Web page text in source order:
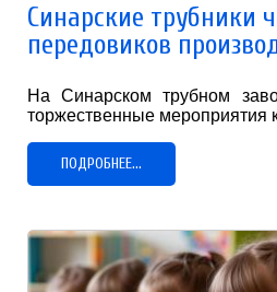
Синарские трубники
передовиков
На Синарском трубном
торжественные мероприятия
ПОДРОБНЕЕ...